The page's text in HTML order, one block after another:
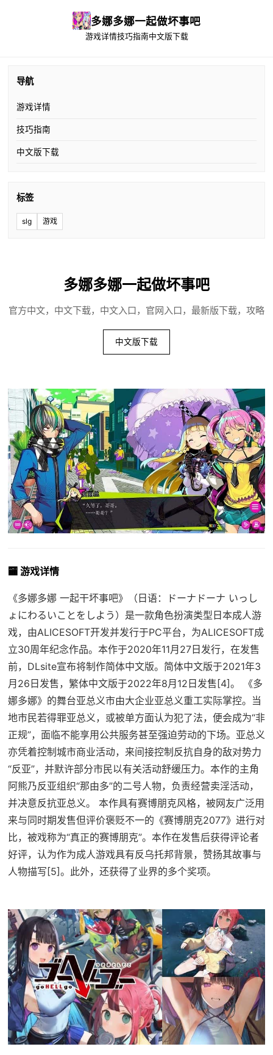
多娜多娜一起做坏事吧
游戏详情技巧指南中文版下载
导航
游戏详情
技巧指南
中文版下载
标签
slg 游戏
多娜多娜一起做坏事吧
官方中文，中文下载，中文入口，官网入口，最新版下载，攻略
中文版下载
🏧 游戏详情
《多娜多娜 一起干坏事吧》（日语：ドーナドーナ いっし
ょにわるいことをしよう）是一款角色扮演类型日本成人游
戏，由ALICESOFT开发并发行于PC平台，为ALICESOFT成
立30周年纪念作品。本作于2020年11月27日发行，在发售
前，DLsite宣布将制作简体中文版。简体中文版于2021年3
月26日发售，繁体中文版于2022年8月12日发售[4]。 《多
娜多娜》的舞台亚总义市由大企业亚总义重工实际掌控。当
地市民若得罪亚总义，或被单方面认为犯了法，便会成为“非
正规”，面临不能享用公共服务甚至强迫劳动的下场。亚总义
亦凭着控制城市商业活动，来间接控制反抗自身的敌对势力
“反亚”，并默许部分市民以有关活动舒缓压力。本作的主角
阿熊乃反亚组织“那由多”的二号人物，负责经营卖淫活动，
并决意反抗亚总义。 本作具有赛博朋克风格，被网友广泛用
来与同时期发售但评价褒贬不一的《赛博朋克2077》进行对
比，被戏称为“真正的赛博朋克”。本作在发售后获得评论者
好评，认为作为成人游戏具有反乌托邦背景，赞扬其故事与
人物描写[5]。此外，还获得了业界的多个奖项。